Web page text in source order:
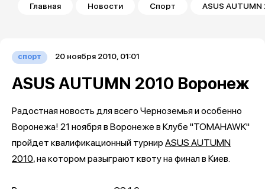
Главная Новости Спорт ASUS
спорт 20 ноября 2010, 01:01
ASUS AUTUMN 2010 Воронеж
Радостная новость для всего Черноземья и особенно
Воронежа! 21 ноября в Воронеже в Клубе "TOMAHAWK"
пройдет квалификационный турнир ASUS AUTUMN
2010, на котором разыграют квоту на финал в Киев.